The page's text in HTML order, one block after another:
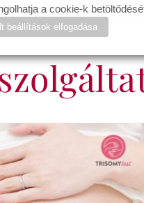
a cookie-k
beállítások elfogadása